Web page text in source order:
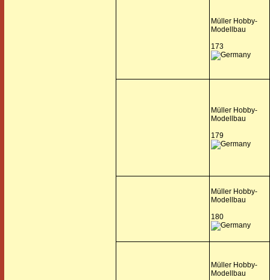
Müller Hobby-
Modellbau
173
Müller Hobby-
Modellbau
179
Müller Hobby-
Modellbau
180
Müller Hobby-
Modellbau